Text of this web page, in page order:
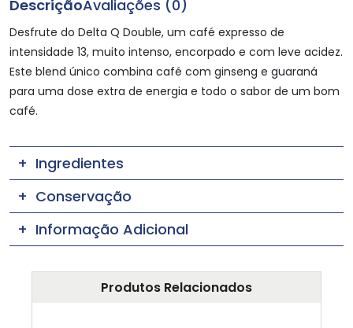
DescriçãoAvaliações (0)
Desfrute do Delta Q Double, um café expresso de
intensidade 13, muito intenso, encorpado e com leve acidez.
Este blend único combina café com ginseng e guaraná
para uma dose extra de energia e todo o sabor de um bom
café.
Ingredientes
Conservação
Informação Adicional
Produtos Relacionados